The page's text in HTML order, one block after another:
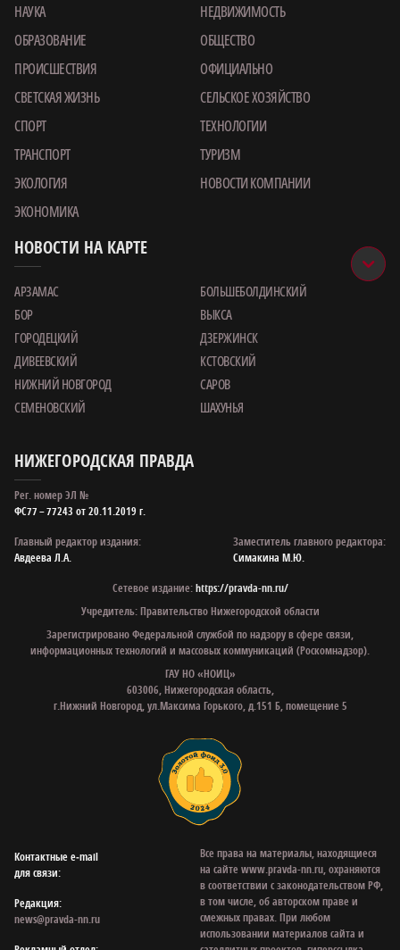
НАУКА
НЕДВИЖИМОСТЬ
ОБРАЗОВАНИЕ
ОБЩЕСТВО
ПРОИСШЕСТВИЯ
ОФИЦИАЛЬНО
СВЕТСКАЯ ЖИЗНЬ
СЕЛЬСКОЕ ХОЗЯЙСТВО
СПОРТ
ТЕХНОЛОГИИ
ТРАНСПОРТ
ТУРИЗМ
ЭКОЛОГИЯ
НОВОСТИ КОМПАНИИ
ЭКОНОМИКА
НОВОСТИ НА КАРТЕ
АРЗАМАС
БОЛЬШЕБОЛДИНСКИЙ
БОР
ВЫКСА
ГОРОДЕЦКИЙ
ДЗЕРЖИНСК
ДИВЕЕВСКИЙ
КСТОВСКИЙ
НИЖНИЙ НОВГОРОД
САРОВ
СЕМЕНОВСКИЙ
ШАХУНЬЯ
НИЖЕГОРОДСКАЯ ПРАВДА
Рег. номер ЭЛ №
ФС77 – 77243 от 20.11.2019 г.
Главный редактор издания:
Авдеева Л.А.
Заместитель главного редактора:
Симакина М.Ю.
Сетевое издание:https://pravda-nn.ru/
Учредитель: Правительство Нижегородской области
Зарегистрировано Федеральной службой по надзору в сфере связи,
информационных технологий и массовых коммуникаций (Роскомнадзор).
ГАУ НО «НОИЦ»
603006, Нижегородская область,
г.Нижний Новгород, ул.Максима Горького, д.151 Б, помещение 5
Контактные e‑mail
для связи:
Редакция:
news@pravda-nn.ru
Все права на материалы, находящиеся
на сайте www.pravda-nn.ru, охраняются
в соответствии с законодательством РФ,
в том числе, об авторском праве и
смежных правах. При любом
использовании материалов сайта и